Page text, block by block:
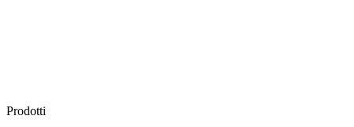
Prodotti